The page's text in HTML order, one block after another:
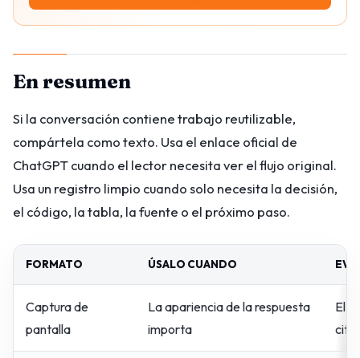
En resumen
Si la conversación contiene trabajo reutilizable,
compártela como texto. Usa el enlace oficial de
ChatGPT cuando el lector necesita ver el flujo original.
Usa un registro limpio cuando solo necesita la decisión,
el código, la tabla, la fuente o el próximo paso.
FORMATO ÚSALO CUANDO
Captura de
pantalla
La apariencia de la respuesta
importa
El